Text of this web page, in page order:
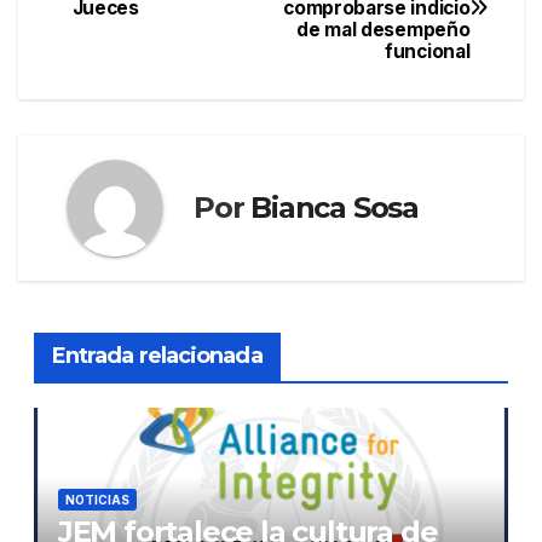
de
comprobarse indicio
de mal desempeño
funcional
Jueces
Por Bianca Sosa
Entrada relacionada
NOTICIAS
JEM fortalece la cultura de